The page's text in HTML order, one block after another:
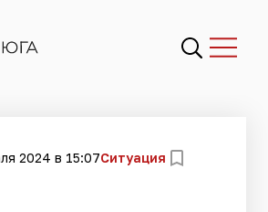
2024 в 15:07Ситуация